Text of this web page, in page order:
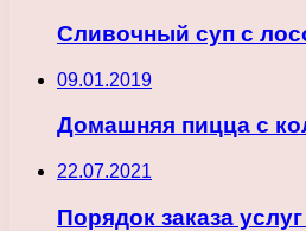
Сливочный суп с
09.01.2019
Домашняя пицца с
22.07.2021
Порядок заказа